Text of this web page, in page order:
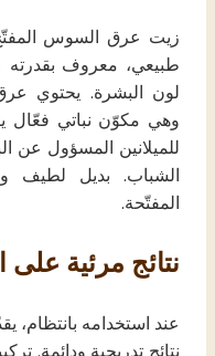
طبيعي، معروف بقدرته
لون البشرة. يحتوي
وهي مكوّن نباتي فعّال
للميلانين المسؤول عن
الشباب. بديل لطيف
المفتّحة.
نتائج مرئية على
عند استخدامه
نتائج تدريجية ودائمة.